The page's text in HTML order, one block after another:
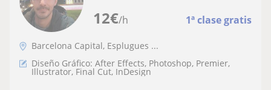
12€/h 1ª clase gratis
Barcelona Capital, Esplugues ...
Diseño Gráfico: After Effects, Photoshop, Premier,
Illustrator, Final Cut, InDesign